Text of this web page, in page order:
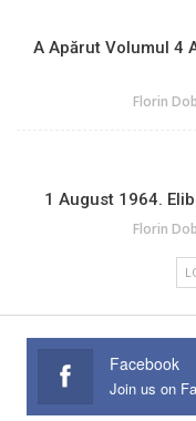
A Apărut Volumul 4
Florin
1 August 1964.
Florin
Facebook